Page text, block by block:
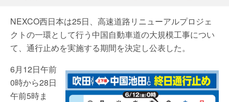
NEXCO西日本は25日、高速道路リニューアルプロジェ
クトの一環として行う中国自動車道の大規模工事につい
て、通行止めを実施する期間を決定し公表した。
6月12日午前
0時から28日
午前5時ま